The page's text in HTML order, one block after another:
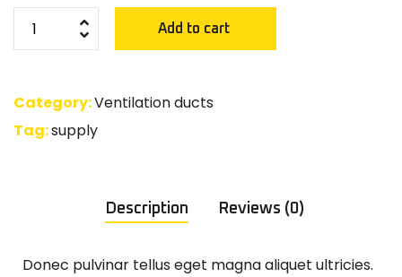
Add to cart
Category:Ventilation ducts
Tag:supply
Description Reviews (0)
Donec pulvinar tellus eget magna aliquet ultricies.